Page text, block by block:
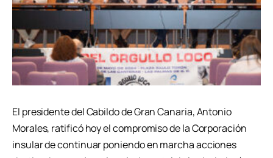
El presidente del Cabildo de Gran Canaria, Antonio
Morales, ratificó hoy el compromiso de la Corporación
insular de continuar poniendo en marcha acciones